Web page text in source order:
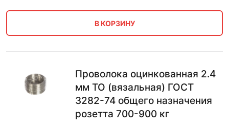
В КОРЗИНУ
Проволока оцинкованная 2.4
мм ТО (вязальная) ГОСТ
3282-74 общего назначения
розетта 700-900 кг